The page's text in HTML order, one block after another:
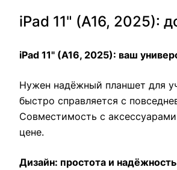
iPad 11" (A16, 2025):
iPad 11" (A16, 2025): ваш
Нужен надёжный планшет для
быстро справляется с
Совместимость с
цене.
Дизайн: простота и надёжность